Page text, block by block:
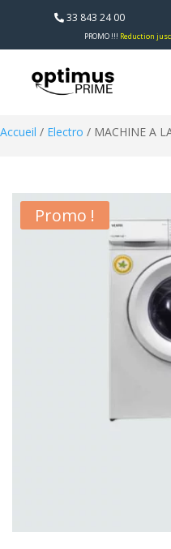
33 843 24 00
PROMO !!! Reduction
Accueil / Electro / MACHINE A
Promo !